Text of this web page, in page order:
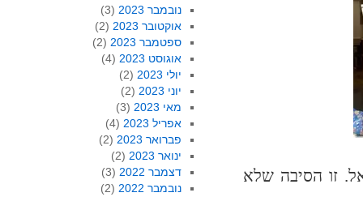
זו הסיבה שלא
נובמבר 2023
(3)
אוקטובר 2023
(2)
ספטמבר 2023
(2)
אוגוסט 2023
(4)
יולי 2023
(2)
יוני 2023
(2)
מאי 2023
(3)
אפריל 2023
(4)
פברואר 2023
(2)
ינואר 2023
(2)
דצמבר 2022
(3)
נובמבר 2022
(2)